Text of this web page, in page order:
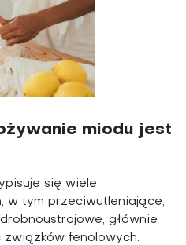
miodu jest
się wiele
w tym przeciwutleniające,
głównie
fenolowych.